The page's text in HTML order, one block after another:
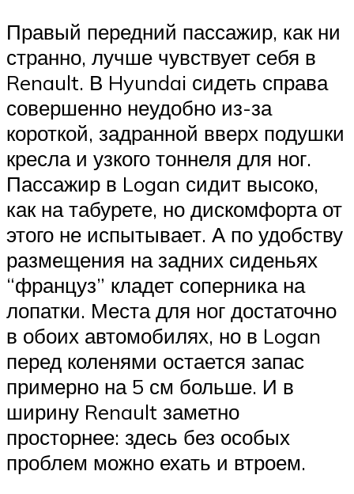
Правый передний пассажир, как ни
странно, лучше чувствует себя в
Renault. В Hyundai сидеть справа
совершенно неудобно из-за
короткой, задранной вверх подушки
кресла и узкого тоннеля для ног.
Пассажир в Logan сидит высоко,
как на табурете, но дискомфорта от
этого не испытывает. А по удобству
размещения на задних сиденьях
“француз” кладет соперника на
лопатки. Места для ног достаточно
в обоих автомобилях, но в Logan
перед коленями остается запас
примерно на 5 см больше. И в
ширину Renault заметно
просторнее: здесь без особых
проблем можно ехать и втроем.